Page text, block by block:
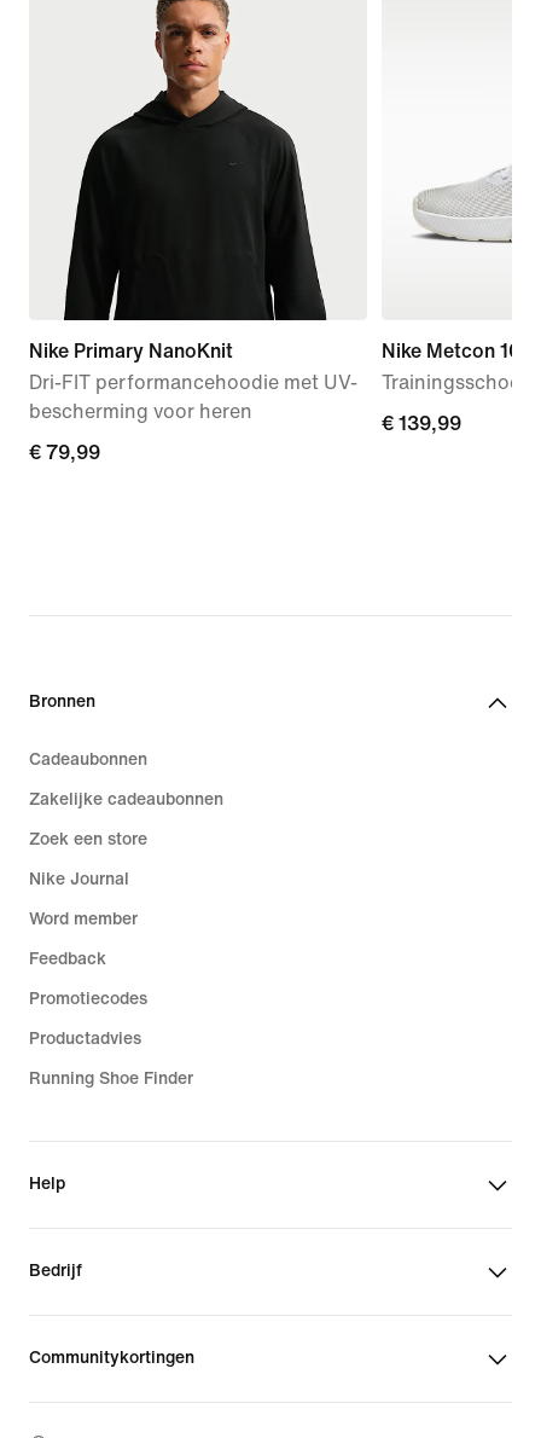
Nike Primary NanoKnit
Dri-FIT performancehoodie met UV-
bescherming voor heren
€ 79,99
€ 79,99
Nike Metcon 10
€ 139,99
€ 139,99
Bronnen
Cadeaubonnen
Zakelijke cadeaubonnen
Zoek een store
Nike Journal
Word member
Feedback
Promotiecodes
Productadvies
Running Shoe Finder
Help
Bedrijf
Communitykortingen